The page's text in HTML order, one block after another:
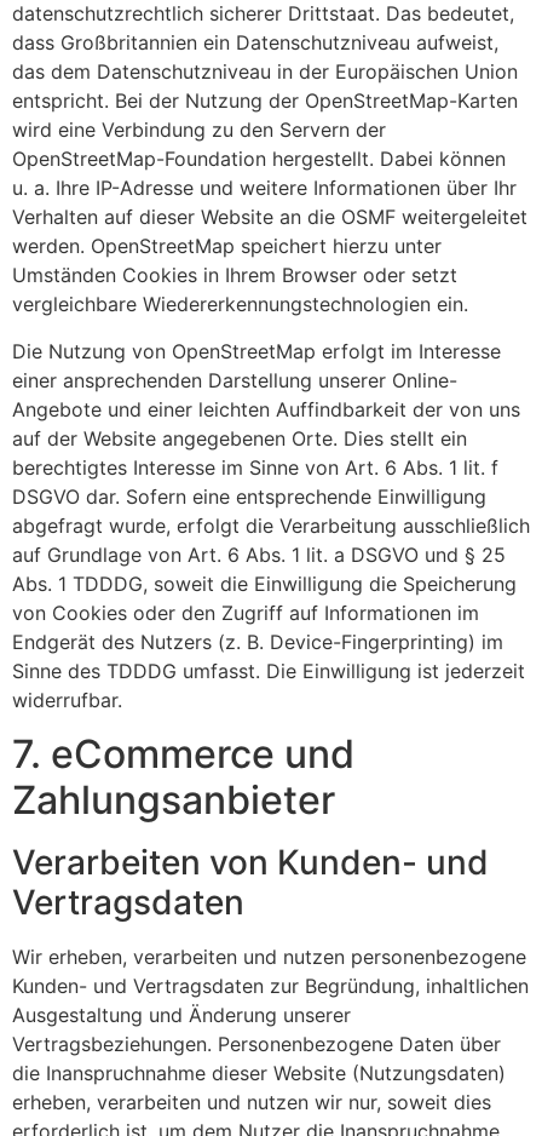
datenschutzrechtlich sicherer Drittstaat. Das bedeutet,
dass Großbritannien ein Datenschutzniveau aufweist,
das dem Datenschutzniveau in der Europäischen Union
entspricht. Bei der Nutzung der OpenStreetMap-Karten
wird eine Verbindung zu den Servern der
OpenStreetMap-Foundation hergestellt. Dabei können
u. a. Ihre IP-Adresse und weitere Informationen über Ihr
Verhalten auf dieser Website an die OSMF weitergeleitet
werden. OpenStreetMap speichert hierzu unter
Umständen Cookies in Ihrem Browser oder setzt
vergleichbare Wiedererkennungstechnologien ein.
Die Nutzung von OpenStreetMap erfolgt im Interesse
einer ansprechenden Darstellung unserer Online-
Angebote und einer leichten Auffindbarkeit der von uns
auf der Website angegebenen Orte. Dies stellt ein
berechtigtes Interesse im Sinne von Art. 6 Abs. 1 lit. f
DSGVO dar. Sofern eine entsprechende Einwilligung
abgefragt wurde, erfolgt die Verarbeitung ausschließlich
auf Grundlage von Art. 6 Abs. 1 lit. a DSGVO und § 25
Abs. 1 TDDDG, soweit die Einwilligung die Speicherung
von Cookies oder den Zugriff auf Informationen im
Endgerät des Nutzers (z. B. Device-Fingerprinting) im
Sinne des TDDDG umfasst. Die Einwilligung ist jederzeit
widerrufbar.
7. eCommerce und
Zahlungs­anbieter
Verarbeiten von Kunden- und
Vertragsdaten
Wir erheben, verarbeiten und nutzen personenbezogene
Kunden- und Vertragsdaten zur Begründung, inhaltlichen
Ausgestaltung und Änderung unserer
Vertragsbeziehungen. Personenbezogene Daten über
die Inanspruchnahme dieser Website (Nutzungsdaten)
erheben, verarbeiten und nutzen wir nur, soweit dies